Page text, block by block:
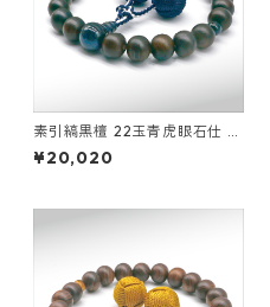
素引縞黒檀 22玉青虎眼石仕 立
釈迦凡天
¥20,020